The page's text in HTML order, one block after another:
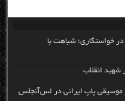
خواستگاری؛ شباهت با
موسیقی پاپ ایرانی در لس‌آنجلس